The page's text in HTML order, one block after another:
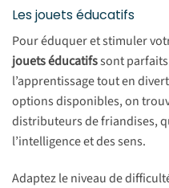
Les jouets éducatifs
Pour éduquer et stimuler
jouets éducatifssont
l’apprentissage tout en
options disponibles, on
distributeurs de friandises,
l’intelligence et des sens.
Adaptez le niveau de